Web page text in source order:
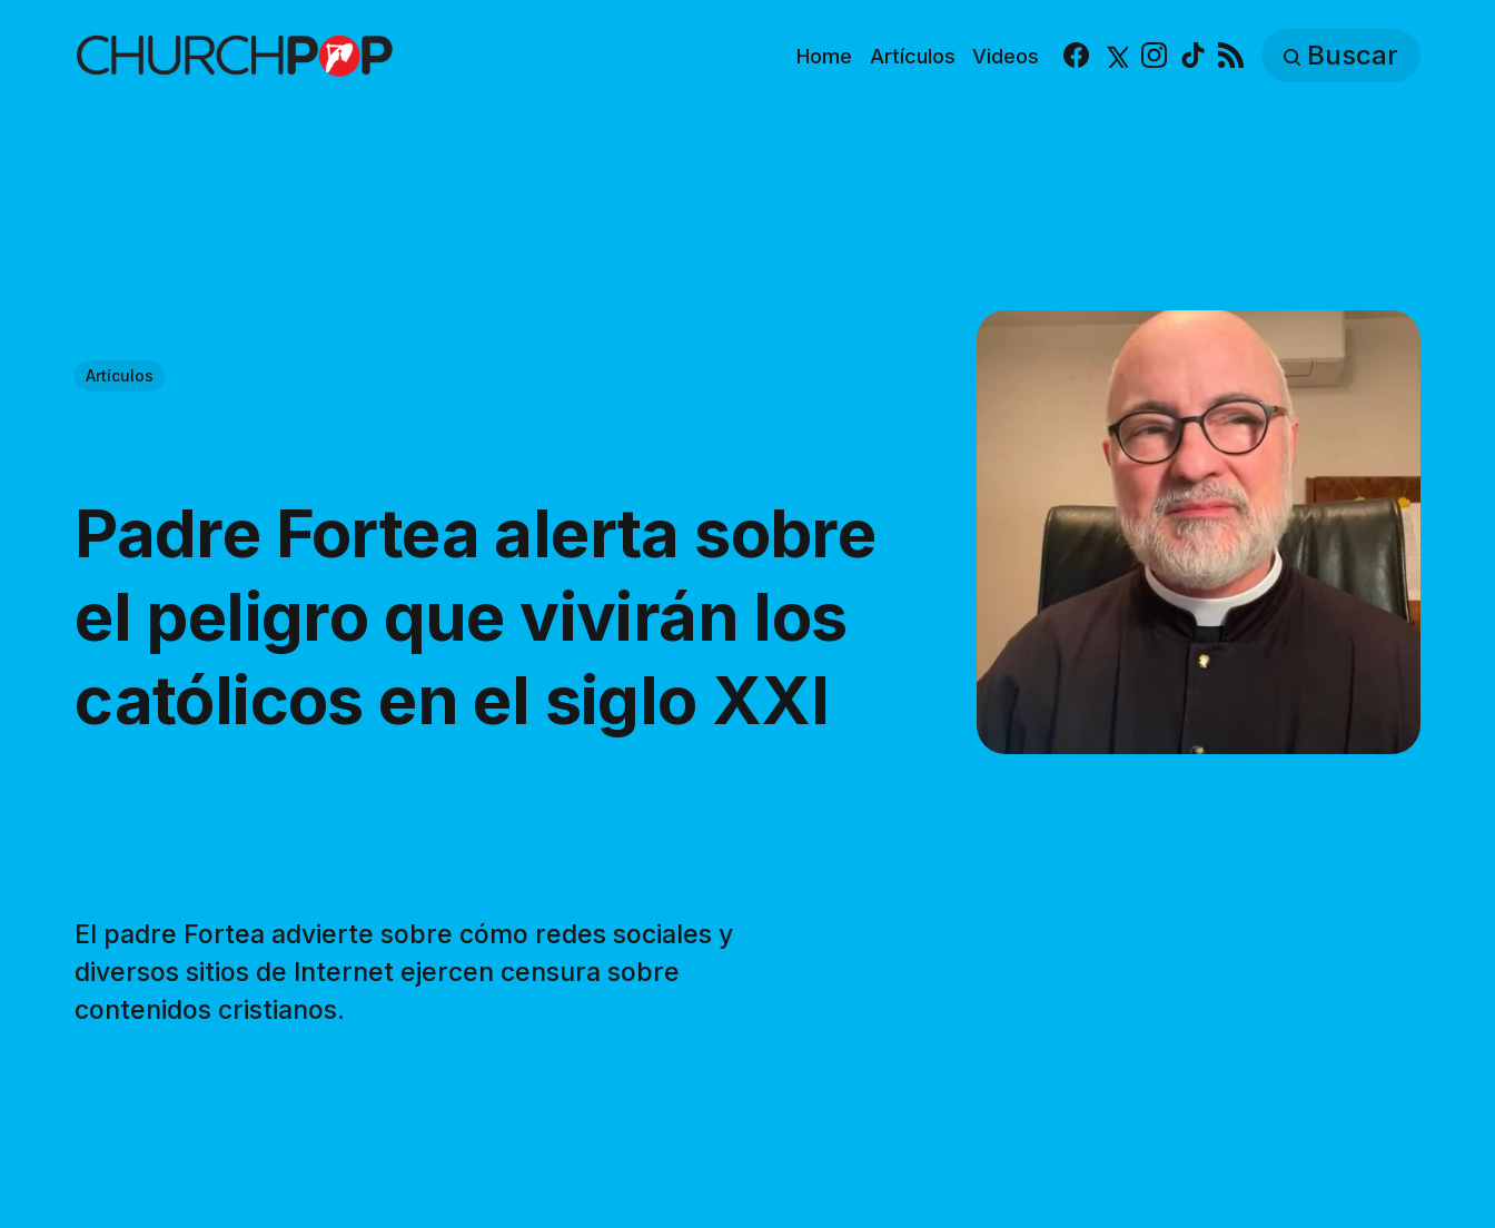
Home Artículos Videos Facebook
X Instagram
TikTok Buscar
Artículos
Padre Fortea alerta sobre
el peligro que vivirán los
católicos en el siglo XXI
El padre Fortea advierte sobre cómo redes sociales y
diversos sitios de Internet ejercen censura sobre
contenidos cristianos.